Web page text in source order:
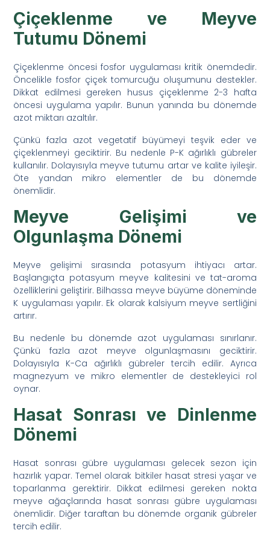
Çiçeklenme ve Meyve
Tutumu Dönemi
Çiçeklenme öncesi fosfor uygulaması kritik önemdedir.
Öncelikle fosfor çiçek tomurcuğu oluşumunu destekler.
Dikkat edilmesi gereken husus çiçeklenme 2-3 hafta
öncesi uygulama yapılır. Bunun yanında bu dönemde
azot miktarı azaltılır.
Çünkü fazla azot vegetatif büyümeyi teşvik eder ve
çiçeklenmeyi geciktirir. Bu nedenle P-K ağırlıklı gübreler
kullanılır. Dolayısıyla meyve tutumu artar ve kalite iyileşir.
Öte yandan mikro elementler de bu dönemde
önemlidir.
Meyve Gelişimi ve
Olgunlaşma Dönemi
Meyve gelişimi sırasında potasyum ihtiyacı artar.
Başlangıçta potasyum meyve kalitesini ve tat-aroma
özelliklerini geliştirir. Bilhassa meyve büyüme döneminde
K uygulaması yapılır. Ek olarak kalsiyum meyve sertliğini
artırır.
Bu nedenle bu dönemde azot uygulaması sınırlanır.
Çünkü fazla azot meyve olgunlaşmasını geciktirir.
Dolayısıyla K-Ca ağırlıklı gübreler tercih edilir. Ayrıca
magnezyum ve mikro elementler de destekleyici rol
oynar.
Hasat Sonrası ve Dinlenme
Dönemi
Hasat sonrası gübre uygulaması gelecek sezon için
hazırlık yapar. Temel olarak bitkiler hasat stresi yaşar ve
toparlanma gerektirir. Dikkat edilmesi gereken nokta
meyve ağaçlarında hasat sonrası gübre uygulaması
önemlidir. Diğer taraftan bu dönemde organik gübreler
tercih edilir.